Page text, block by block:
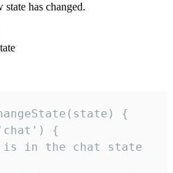
has changed.
{
{
in the chat state